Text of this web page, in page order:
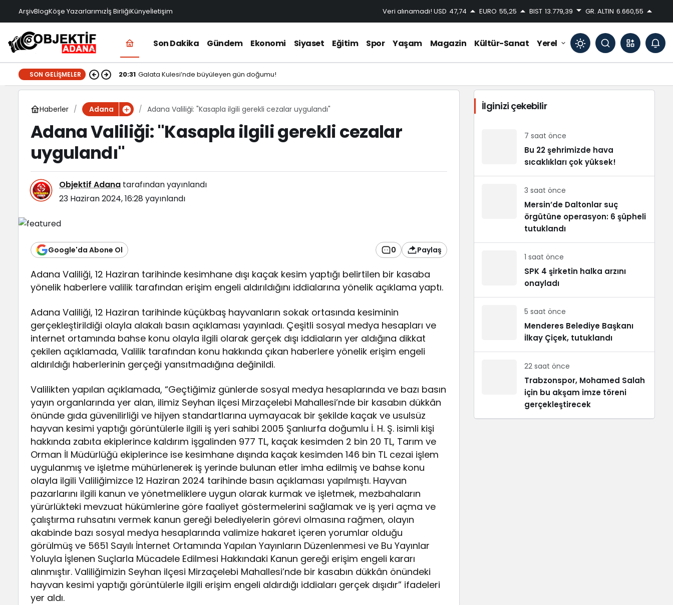
ArşivBlogKöşe Yazarlarımızİş BirliğiKünyeİletişim Veri alınamadı! USD 47,74 EURO 55,25 BIST 13.779,39 GR. ALTIN 6.660,55
Son Dakika Gündem Ekonomi Siyaset Eğitim Spor Yaşam Magazin Kültür-Sanat Yerel
Mod
değiştir
Gündüz modunu seçin.
Sistem modunu seçin.
SON GELIŞMELER 20:31 Galata Kulesi’nde büyüleyen gün doğumu!
Haberler Adana Adana Valiliği: "Kasapla ilgili gerekli cezalar uygulandı"
Adana Valiliği: "Kasapla ilgili gerekli cezalar
uygulandı"
Objektif Adana tarafından yayınlandı
23 Haziran 2024, 16:28 yayınlandı
Google'da Abone Ol 0 Paylaş
Adana Valiliği, 12 Haziran tarihinde kesimhane dışı kaçak kesim yaptığı belirtilen bir kasaba
yönelik haberlere valilik tarafından erişim engeli aldırıldığını iddialarına yönelik açıklama yaptı.
Adana Valiliği, 12 Haziran tarihinde küçükbaş hayvanların sokak ortasında kesiminin
gerçekleştirildiği olayla alakalı basın açıklaması yayınladı. Çeşitli sosyal medya hesapları ve
internet ortamında bahse konu olayla ilgili olarak gerçek dışı iddiaların yer aldığına dikkat
çekilen açıklamada, Valilik tarafından konu hakkında çıkan haberlere yönelik erişim engeli
aldırıldığı haberlerinin gerçeği yansıtmadığına değinildi.
Valilikten yapılan açıklamada, “Geçtiğimiz günlerde sosyal medya hesaplarında ve bazı basın
yayın organlarında yer alan, ilimiz Seyhan ilçesi Mirzaçelebi Mahallesi’nde bir kasabın dükkân
önünde gıda güvenilirliği ve hijyen standartlarına uymayacak bir şekilde kaçak ve usulsüz
hayvan kesimi yaptığı görüntülerle ilgili iş yeri sahibi 2005 Şanlıurfa doğumlu İ. H. Ş. isimli kişi
hakkında zabıta ekiplerince kaldırım işgalinden 977 TL, kaçak kesimden 2 bin 20 TL, Tarım ve
Orman İl Müdürlüğü ekiplerince ise kesimhane dışında kaçak kesimden 146 bin TL cezai işlem
uygulanmış ve işletme mühürlenerek iş yerinde bulunan etler imha edilmiş ve bahse konu
olayla ilgili Valiliğimizce 12 Haziran 2024 tarihinde basın açıklaması yapılmıştı. Hayvan
pazarlarını ilgili kanun ve yönetmeliklere uygun olarak kurmak ve işletmek, mezbahaların
yürürlükteki mevzuat hükümlerine göre faaliyet göstermelerini sağlamak ve iş yeri açma ve
çalıştırma ruhsatını vermek kanun gereği belediyelerin görevi olmasına rağmen, olayın
akabinde bazı sosyal medya hesaplarında valimize hakaret içeren yorumlar olduğu
görülmüş ve 5651 Sayılı İnternet Ortamında Yapılan Yayınların Düzenlenmesi ve Bu Yayınlar
Yoluyla İşlenen Suçlarla Mücadele Edilmesi Hakkındaki Kanun gereği erişim engeli kararı
alınmıştır. Valiliğimizin Seyhan ilçesi Mirzaçelebi Mahallesi’nde bir kasabın dükkân önündeki
hayvan kesimi yaptığı görüntülerle ilgili erişim engeli aldırdığı iddiaları gerçek dışıdır” ifadeleri
yer aldı.
İlginizi çekebilir
7 saat önce
Bu 22 şehrimizde hava
sıcaklıkları çok yüksek!
3 saat önce
Mersin’de Daltonlar suç
örgütüne operasyon: 6 şüpheli
tutuklandı
1 saat önce
SPK 4 şirketin halka arzını
onayladı
5 saat önce
Menderes Belediye Başkanı
İlkay Çiçek, tutuklandı
22 saat önce
Trabzonspor, Mohamed Salah
için bu akşam imze töreni
gerçekleştirecek